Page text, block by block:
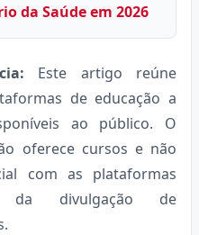
da Saúde em 2026
Este artigo reúne
de educação a
ao público. O
oferece cursos e não
com as plataformas
da divulgação de